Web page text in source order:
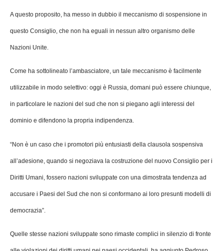
A questo proposito, ha messo in dubbio il meccanismo di sospensione in
questo Consiglio, che non ha eguali in nessun altro organismo delle
Nazioni Unite.
Come ha sottolineato l’ambasciatore, un tale meccanismo è facilmente
utilizzabile in modo selettivo: oggi è Russia, domani può essere chiunque,
in particolare le nazioni del sud che non si piegano agli interessi del
dominio e difendono la propria indipendenza.
“Non è un caso che i promotori più entusiasti della clausola sospensiva
all’adesione, quando si negoziava la costruzione del nuovo Consiglio per i
Diritti Umani, fossero nazioni sviluppate con una dimostrata tendenza ad
accusare i Paesi del Sud che non si conformano ai loro presunti modelli di
democrazia”.
Quelle stesse nazioni sviluppate sono rimaste complici in silenzio di fronte